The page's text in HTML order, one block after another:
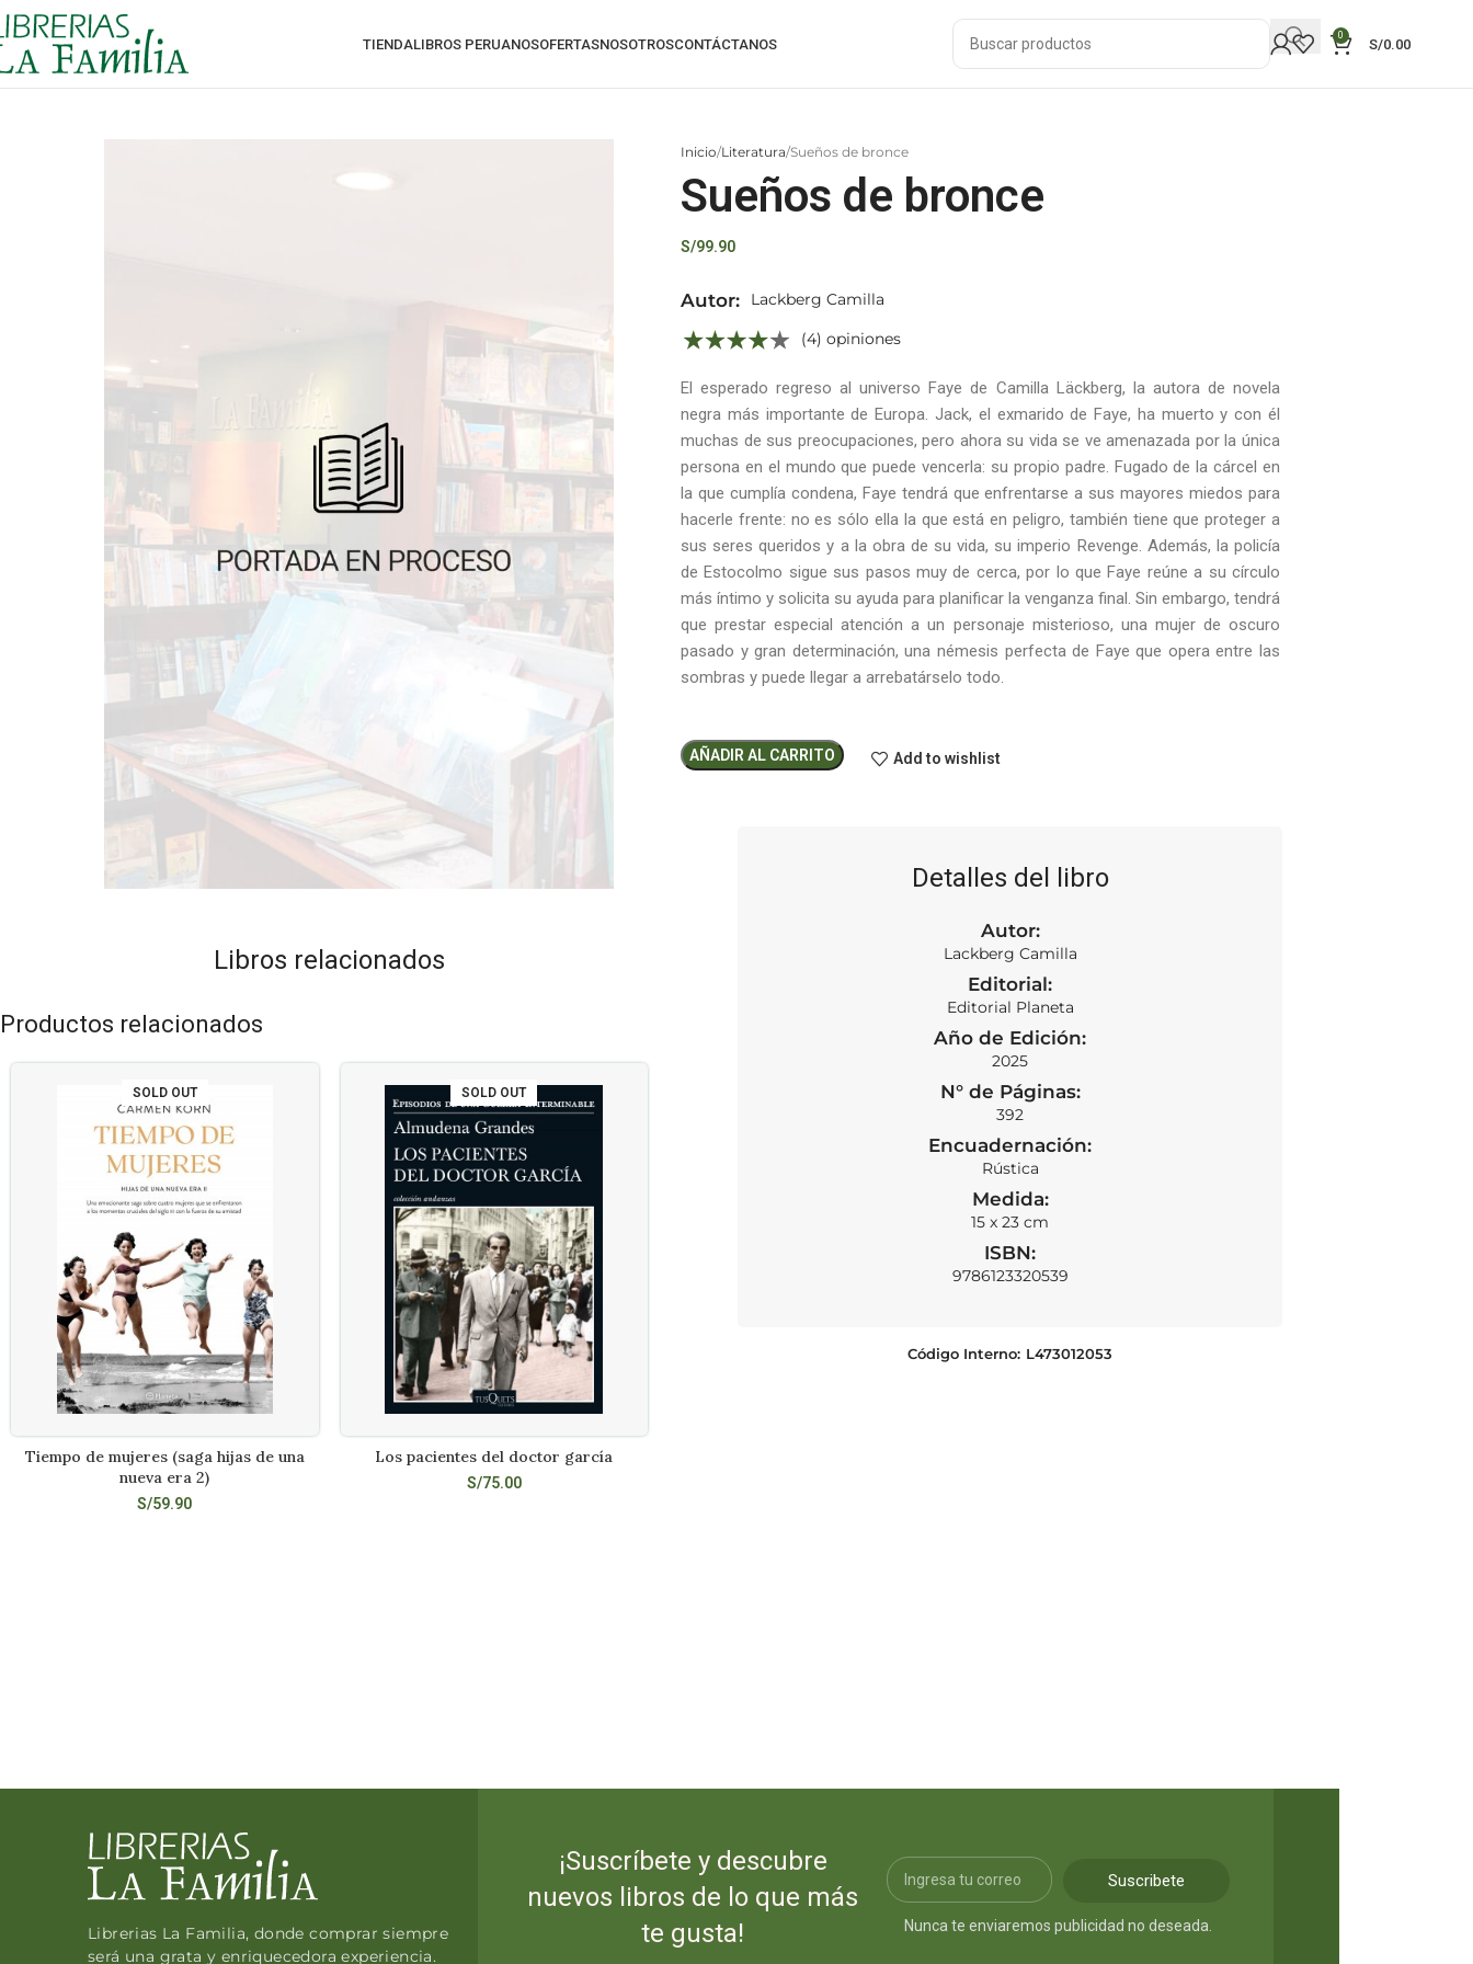
TIENDALIBROS PERUANOSOFERTASNOSOTROSCONTÁCTANOS
0
S/0.00
Inicio Literatura Sueños de bronce
Sueños de bronce
S/99.90
Autor:
Lackberg Camilla
(4) opiniones
El esperado regreso al universo Faye de Camilla Läckberg, la autora de novela
negra más importante de Europa. Jack, el exmarido de Faye, ha muerto y con él
muchas de sus preocupaciones, pero ahora su vida se ve amenazada por la única
persona en el mundo que puede vencerla: su propio padre. Fugado de la cárcel en
la que cumplía condena, Faye tendrá que enfrentarse a sus mayores miedos para
hacerle frente: no es sólo ella la que está en peligro, también tiene que proteger a
sus seres queridos y a la obra de su vida, su imperio Revenge. Además, la policía
de Estocolmo sigue sus pasos muy de cerca, por lo que Faye reúne a su círculo
más íntimo y solicita su ayuda para planificar la venganza final. Sin embargo, tendrá
que prestar especial atención a un personaje misterioso, una mujer de oscuro
pasado y gran determinación, una némesis perfecta de Faye que opera entre las
sombras y puede llegar a arrebatárselo todo.
AÑADIR AL CARRITO Add to wishlist
Libros relacionados
Productos relacionados
SOLD OUT
LEER MÁS
Tiempo de mujeres (saga hijas de una
nueva era 2)
S/59.90
SOLD OUT
LEER MÁS
Los pacientes del doctor garcía
S/75.00
Detalles del libro
Autor:
Lackberg Camilla
Editorial:
Editorial Planeta
Año de Edición:
2025
N° de Páginas:
392
Encuadernación:
Rústica
Medida:
15 x 23 cm
ISBN:
9786123320539
Código Interno: L473012053
Librerias La Familia, donde comprar siempre
será una grata y enriquecedora experiencia.
¡Suscríbete y descubre
nuevos libros de lo que más
te gusta!
Suscribete
Nunca te enviaremos publicidad no deseada.